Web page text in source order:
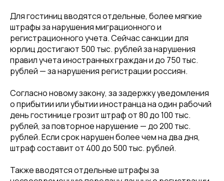
Для гостиниц вводятся отдельные, более мягкие
штрафы за нарушения миграционного и
регистрационного учета. Сейчас санкции для
юрлиц достигают 500 тыс. рублей за нарушения
правил учета иностранных граждан и до 750 тыс.
рублей — за нарушения регистрации россиян.
Согласно новому закону, за задержку уведомления
о прибытии или убытии иностранца на один рабочий
день гостинице грозит штраф от 80 до 100 тыс.
рублей, за повторное нарушение — до 200 тыс.
рублей. Если срок нарушен более чем на два дня,
штраф составит от 400 до 500 тыс. рублей.
Также вводятся отдельные штрафы за